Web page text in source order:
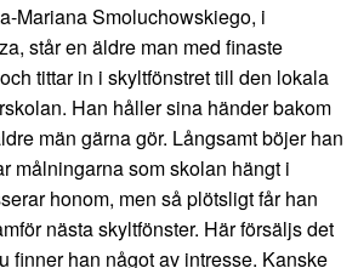
Mariana Smoluchowskiego, i
står en äldre man med finaste
tittar in i skyltfönstret till den lokala
Han håller sina händer bakom
män gärna gör. Långsamt böjer han
målningarna som skolan hängt i
honom, men så plötsligt får han
nästa skyltfönster. Här försäljs det
finner han något av intresse. Kanske